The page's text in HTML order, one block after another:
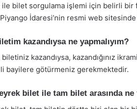
ile bilet sorgulama işlemi için belirli
İdaresi’nin resmi web
kazandıysa ne yapmalıyım?
biletiniz kazandıysa, kazandığınız
bayilere götürmeniz gerekmektedir.
bilet ile tam bilet arasında